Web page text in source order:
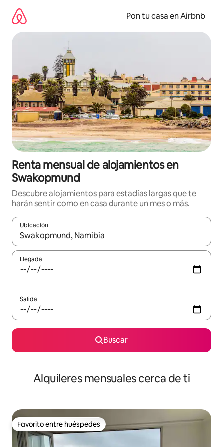
contenido
Pon tu casa en Airbnb
Renta mensual de alojamientos en
Swakopmund
Descubre alojamientos para estadías largas que te
harán sentir como en casa durante un mes o más.
Ubicación
Cuando los resultados estén disponibles, navega con las
Llegada
Salida
Buscar
Alquileres mensuales cerca de ti
Favorito entre huéspedes
Favorito entre huéspedes